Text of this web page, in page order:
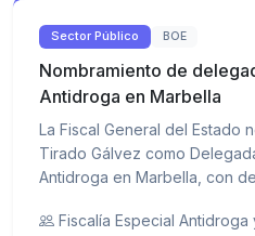
Sector Público BOE
Nombramiento de
Antidroga en Marbella
La Fiscal General del Estado
Tirado Gálvez como
Antidroga en Marbella, con
Fiscalía Especial